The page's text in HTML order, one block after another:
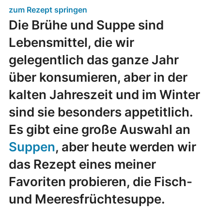
zum Rezept springen
Die Brühe und Suppe sind
Lebensmittel, die wir
gelegentlich das ganze Jahr
über konsumieren, aber in der
kalten Jahreszeit und im Winter
sind sie besonders appetitlich.
Es gibt eine große Auswahl an
Suppen, aber heute werden wir
das Rezept eines meiner
Favoriten probieren, die Fisch-
und Meeresfrüchtesuppe.